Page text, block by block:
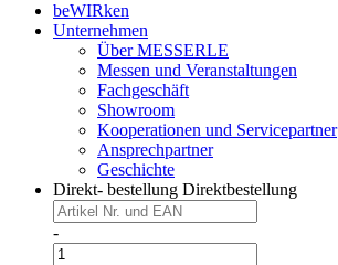
beWIRken
Unternehmen
Über MESSERLE
Messen und Veranstaltungen
Fachgeschäft
Showroom
Kooperationen und Servicepartner
Ansprechpartner
Geschichte
Direkt- bestellung Direktbestellung
-